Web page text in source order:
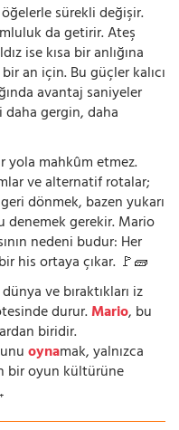
sürekli değişir.
da getirir. Ateş
ise kısa bir anlığına
an için. Bu güçler kalıcı
avantaj saniyeler
gergin, daha
yola mahkûm etmez.
ve alternatif rotalar;
dönmek, bazen yukarı
denemek gerekir. Mario
nedeni budur: Her
his ortaya çıkar. 🚩🧱
ve bıraktıkları iz
durur.Mario, bu
biridir.
oynamak, yalnızca
bir oyun kültürüne